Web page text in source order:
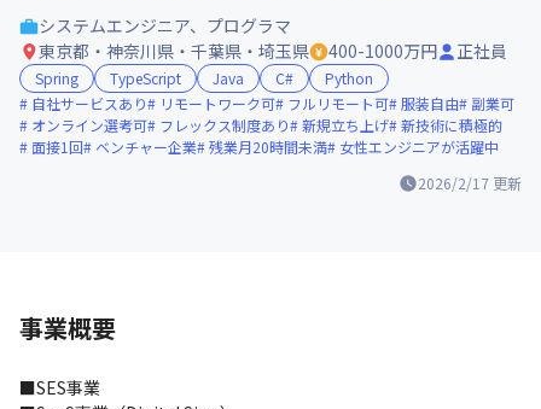
2026/2/17 更新
システムエンジニア、プログラマ
東京都・神奈川県・千葉県・埼玉県
400-1000万円 正社員
Spring TypeScript Java C#
Python
自社サービスあり
リモートワーク可 フルリモート可 服装自由
副業可
オンライン選考可
フレックス制度あり 新規立ち上げ 新技術に積極的
面接1回
ベンチャー企業 残業月20時間未満 女性エンジニアが活躍中
事業概要
■SES事業